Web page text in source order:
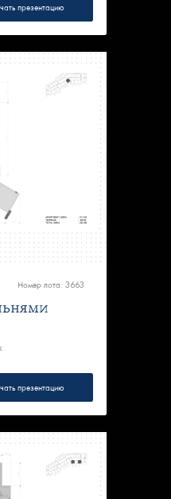
презентацию
Номер лота: 3663
презентацию